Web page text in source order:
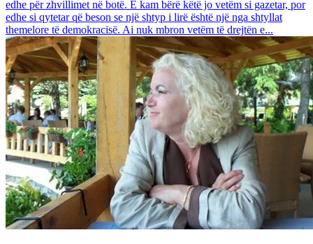
edhe për zhvillimet në botë. E kam bërë këtë jo vetëm si gazetar, por
edhe si qytetar që beson se një shtyp i lirë është një nga shtyllat
themelore të demokracisë. Ai nuk mbron vetëm të drejtën e...